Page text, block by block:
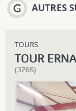
AUTRES
TOURS
TOUR
(3765)